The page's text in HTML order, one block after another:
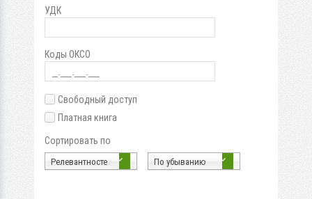
УДК
Коды ОКСО
Свободный доступ
Платная книга
Сортировать по
Релевантносте По убыванию